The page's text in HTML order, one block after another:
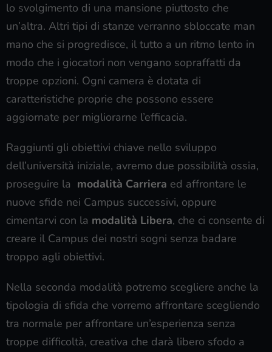
lo svolgimento di una mansione piuttosto che
un’altra. Altri tipi di stanze verranno sbloccate man
mano che si progredisce, il tutto a un ritmo lento in
modo che i giocatori non vengano sopraffatti da
troppe opzioni. Ogni camera è dotata di
caratteristiche proprie che possono essere
aggiornate per migliorarne l’efficacia.
Raggiunti gli obiettivi chiave nello sviluppo
dell’università iniziale, avremo due possibilità ossia,
proseguire la modalità Carriera ed affrontare le
nuove sfide nei Campus successivi, oppure
cimentarvi con la modalità Libera, che ci consente di
creare il Campus dei nostri sogni senza badare
troppo agli obiettivi.
Nella seconda modalità potremo scegliere anche la
tipologia di sfida che vorremo affrontare scegliendo
tra normale per affrontare un’esperienza senza
troppe difficoltà, creativa che darà libero sfodo a